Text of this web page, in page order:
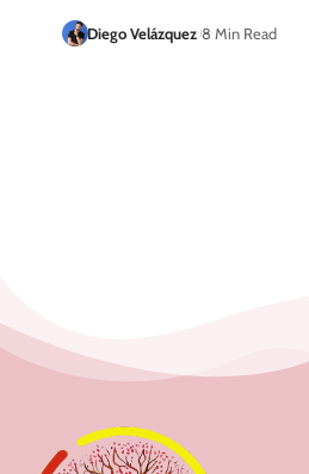
Diego Velázquez 8 Min Read